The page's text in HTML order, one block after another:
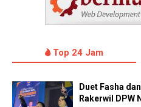
Top 24 Jam
Duet Fasha
Rakerwil DPW